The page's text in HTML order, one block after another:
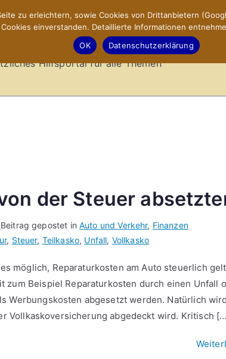
Sites.de –
Hilfsportal für alle Themen
der Steuer
Beitrag gepostet in Auto und Verkehr, Finanzen
, Steuer, Teilkasko, Unfall, Vollkasko
möglich, Reparaturkosten am Auto steuerlich
zum Beispiel Reparaturkosten durch einen Unfall
Werbungskosten abgesetzt werden. Natürlich
Vollkaskoversicherung abgedeckt wird. Kritisch
zu erleichtern, sowie Cookies von Drittanbietern
einverstanden. Detaillierte Informationen
OK
Datenschutzerklärung